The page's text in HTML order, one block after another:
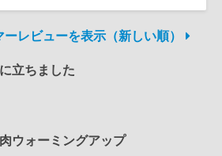
レビューを表示（新しい順）
立ちました
ウォーミングアップ